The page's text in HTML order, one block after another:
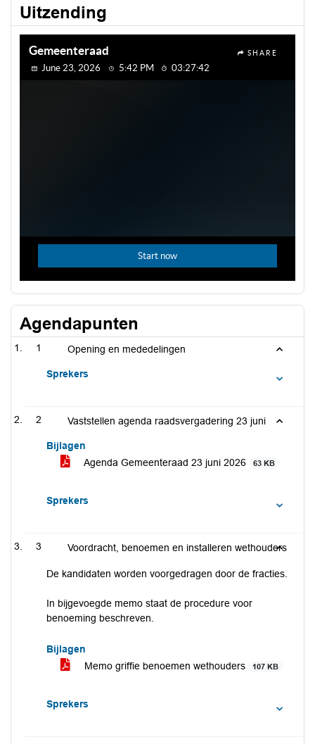
Uitzending
Agendapunten
1 Opening en mededelingen
Sprekers
2 Vaststellen agenda raadsvergadering 23 juni
Bijlagen
Agenda Gemeenteraad 23 juni 2026
63 KB
Sprekers
3 Voordracht, benoemen en installeren wethouders
De kandidaten worden voorgedragen door de fracties.
In bijgevoegde memo staat de procedure voor
benoeming beschreven.
Bijlagen
Memo griffie benoemen wethouders
107 KB
Sprekers